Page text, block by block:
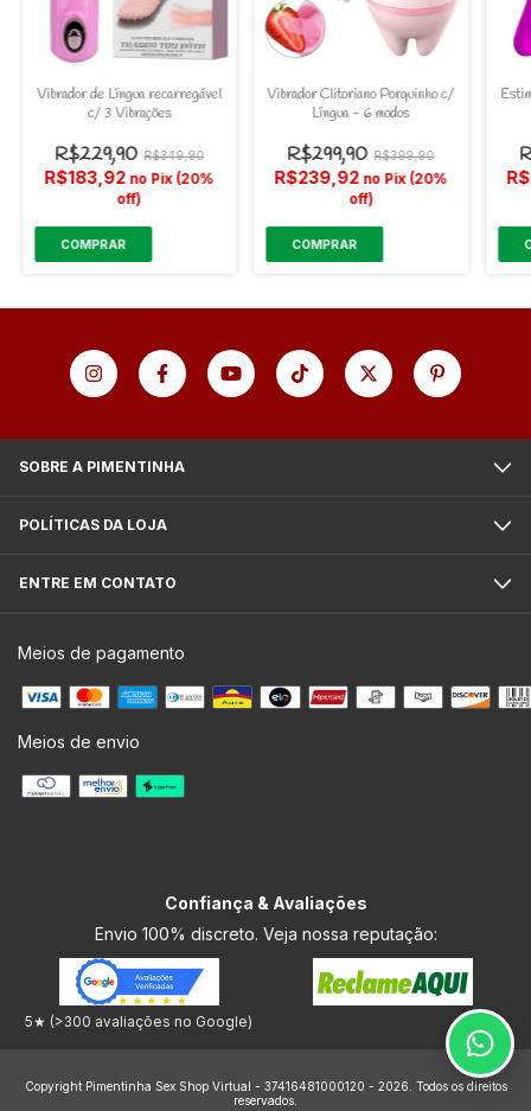
Vibrador de Língua recarregável
c/ 3 Vibrações
R$229,90 R$349,90
R$183,92 no Pix (20%
off)
Vibrador Clitoriano Porquinho c/
Língua - 6 modos
R$299,90 R$399,90
R$239,92 no Pix (20%
off)
SOBRE A PIMENTINHA
POLÍTICAS DA LOJA
ENTRE EM CONTATO
Meios de pagamento
Meios de envio
Confiança & Avaliações
Envio 100% discreto. Veja nossa reputação:
5★ (>300 avaliações no Google)
Copyright Pimentinha Sex Shop Virtual - 37416481000120 - 2026. Todos os direitos
reservados.